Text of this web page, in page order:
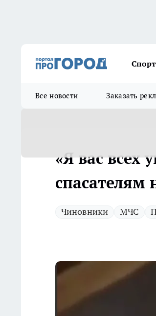
Спорт
Все новости Заказать
«Я вас всех
спасателям
Чиновники МЧС